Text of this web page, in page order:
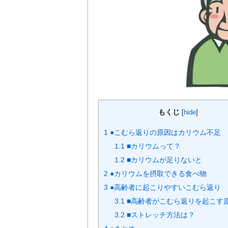
もくじ hide
1 ●こむら返りの原因はカリウム不足
1.1 ■カリウムって？
1.2 ■カリウムが足りないと
2 ●カリウムを摂取できる食べ物
3 ●高齢者に起こりやすいこむら返り
3.1 ■高齢者がこむら返りを起こす
3.2 ■ストレッチ方法は？